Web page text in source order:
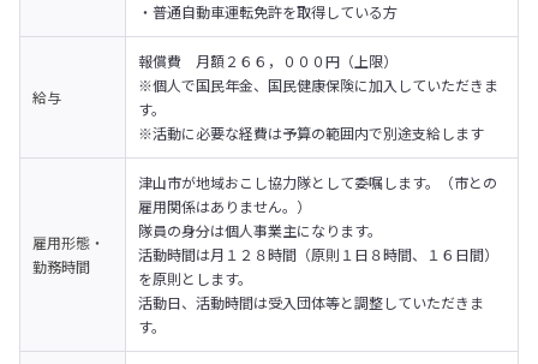
・普通自動車運転免許を取得している方
給与
報償費　月額２６６，０００円（上限）
※個人で国民年金、国民健康保険に加入していただきま
す。
※活動に必要な経費は予算の範囲内で別途支給します
雇用形態・
勤務時間
津山市が地域おこし協力隊として委嘱します。（市との
雇用関係はありません。）
隊員の身分は個人事業主になります。
活動時間は月１２８時間（原則１日８時間、１６日間）
を原則とします。
活動日、活動時間は受入団体等と調整していただきま
す。